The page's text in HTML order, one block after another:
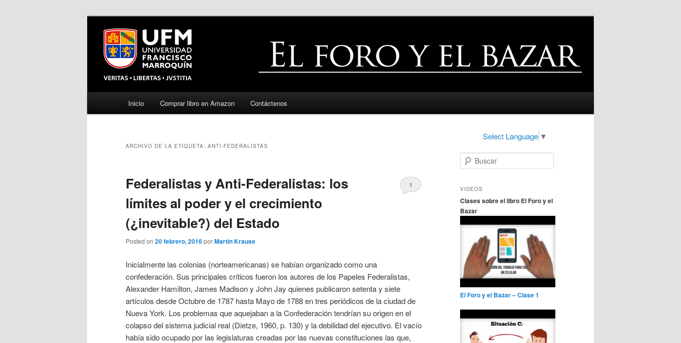
Ir
principal
Ir
secundario
Inicio Comprar libro en Amazon Contáctenos
Select Language ▼
ARCHIVO DE LA ETIQUETA: ANTI-FEDERALISTAS
Federalistas y Anti-Federalistas: los
límites al poder y el crecimiento
(¿inevitable?) del Estado
Posted on 20 febrero, 2016porMartin Krause
1
Inicialmente las colonias (norteamericanas) se habían organizado como una
confederación. Sus principales críticos fueron los autores de los Papeles Federalistas,
Alexander Hamilton, James Madison y John Jay quienes publicaron setenta y siete
artículos desde Octubre de 1787 hasta Mayo de 1788 en tres periódicos de la ciudad de
Nueva York. Los problemas que aquejaban a la Confederación tendrían su origen en el
colapso del sistema judicial real (Dietze, 1960, p. 130) y la debilidad del ejecutivo. El vacío
había sido ocupado por las legislaturas creadas por las nuevas constituciones las que,
u
c
r
VIDEOS
Clases sobre el libro El Foro y el
Bazar
El Foro y el Bazar – Clase 1